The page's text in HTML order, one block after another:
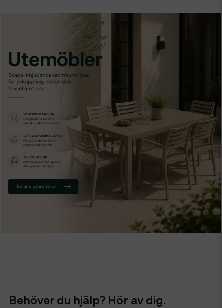
Behöver du hjälp? Hör av dig.